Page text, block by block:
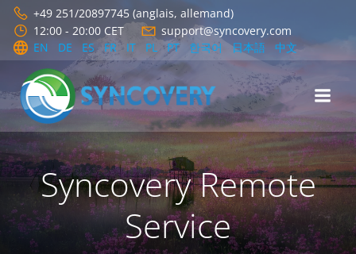
Aller
contenu
+49 251/20897745 (anglais, allemand)
12:00 - 20:00 CET
support@syncovery.com
EN
DE ES FR IT PL PT 한국어 日本語 中文
Syncovery Remote
Service